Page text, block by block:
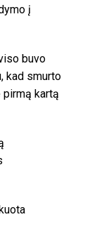
į
buvo
kad smurto
pirmą kartą